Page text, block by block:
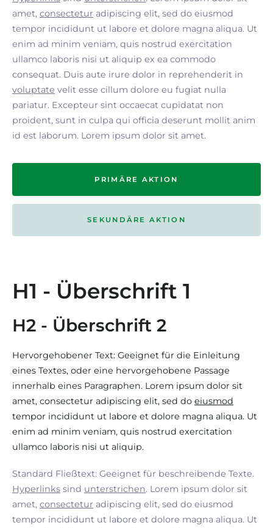
amet, consectetur adipiscing elit, sed do eiusmod
tempor incididunt ut labore et dolore magna aliqua. Ut
enim ad minim veniam, quis nostrud exercitation
ullamco laboris nisi ut aliquip ex ea commodo
consequat. Duis aute irure dolor in reprehenderit in
voluptate velit esse cillum dolore eu fugiat nulla
pariatur. Excepteur sint occaecat cupidatat non
proident, sunt in culpa qui officia deserunt mollit anim
id est laborum. Lorem ipsum dolor sit amet.
PRIMÄRE AKTION
SEKUNDÄRE AKTION
H1 - Überschrift 1
H2 - Überschrift 2
Hervorgehobener Text: Geeignet für die Einleitung
eines Textes, oder eine hervorgehobene Passage
innerhalb eines Paragraphen. Lorem ipsum dolor sit
amet, consectetur adipiscing elit, sed do eiusmod
tempor incididunt ut labore et dolore magna aliqua. Ut
enim ad minim veniam, quis nostrud exercitation
ullamco laboris nisi ut aliquip.
Standard Fließtext: Geeignet für beschreibende Texte.
Hyperlinks sind unterstrichen. Lorem ipsum dolor sit
amet, consectetur adipiscing elit, sed do eiusmod
tempor incididunt ut labore et dolore magna aliqua. Ut